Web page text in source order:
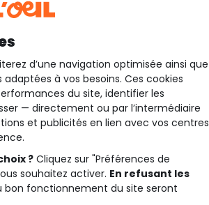
d’une navigation optimisée ainsi que
à vos besoins. Ces cookies
du site, identifier les
— directement ou par l’intermédiaire
et publicités en lien avec vos centres
? Cliquez sur "Préférences de
souhaitez activer. En refusant les
bon fonctionnement du site seront